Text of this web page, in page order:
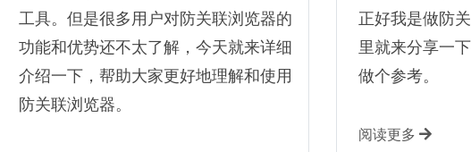
工具。但是很多用户对防关联浏览器的
功能和优势还不太了解，今天就来详细
介绍一下，帮助大家更好地理解和使用
防关联浏览器。
正好我是做防
里就来分享一
做个参考。
阅读更多